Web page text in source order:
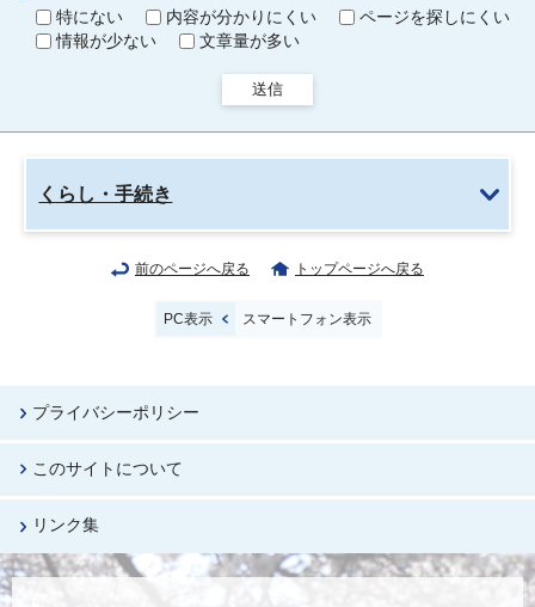
特にない
内容が分かりにくい
ページを探しにくい
情報が少ない
文章量が多い
送信
くらし・手続き
前のページへ戻る トップページへ戻る
PC表示 スマートフォン表示
プライバシーポリシー
このサイトについて
リンク集